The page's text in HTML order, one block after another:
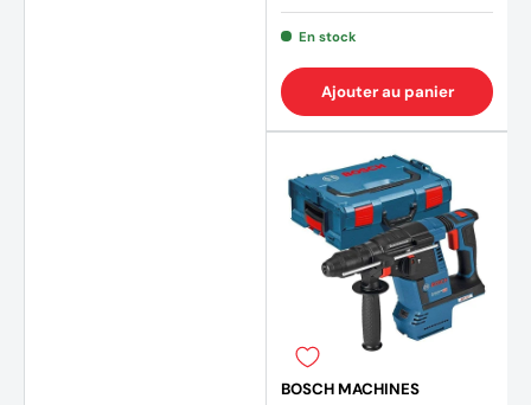
En stock
Ajouter au panier
BOSCH MACHINES